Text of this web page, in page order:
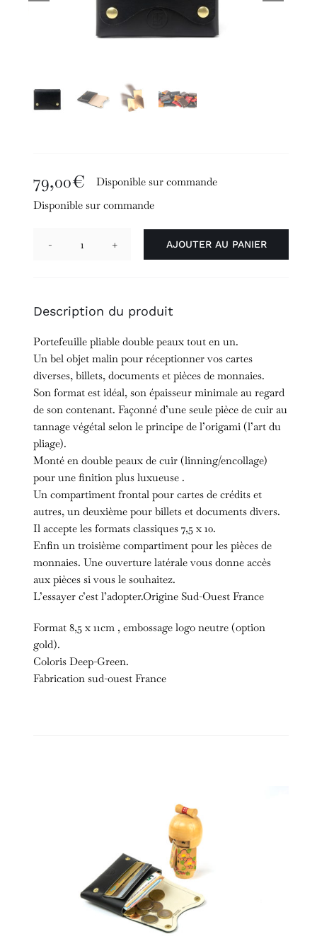
79,00€
Disponible sur commande
Disponible sur commande
quantité
AJOUTER AU PANIER
Description du produit
Portefeuille pliable double peaux tout en un.
Un bel objet malin pour réceptionner vos cartes
diverses, billets, documents et pièces de monnaies.
Son format est idéal, son épaisseur minimale au regard
de son contenant. Façonné d’une seule pièce de cuir au
tannage végétal selon le principe de l’origami (l’art du
pliage).
Monté en double peaux de cuir (linning/encollage)
pour une finition plus luxueuse .
Un compartiment frontal pour cartes de crédits et
autres, un deuxième pour billets et documents divers.
Il accepte les formats classiques 7,5 x 10.
Enfin un troisième compartiment pour les pièces de
monnaies. Une ouverture latérale vous donne accès
aux pièces si vous le souhaitez.
L’essayer c’est l’adopter.Origine Sud-Ouest France
Format 8,5 x 11cm , embossage logo neutre (option
gold).
Coloris Deep-Green.
Fabrication sud-ouest France